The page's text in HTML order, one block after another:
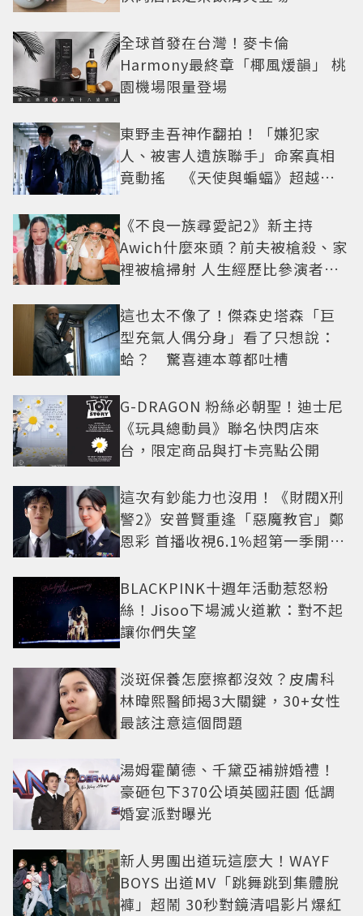
全球首發在台灣！麥卡倫
Harmony最終章「椰風煖韻」 桃
園機場限量登場
東野圭吾神作翻拍！「嫌犯家
人、被害人遺族聯手」命案真相
竟動搖 《天使與蝙蝠》超越懸
《不良一族尋愛記2》新主持
Awich什麼來頭？前夫被槍殺、家
裡被槍掃射 人生經歷比參演者還
這也太不像了！傑森史塔森「巨
型充氣人偶分身」看了只想說：
蛤？ 驚喜連本尊都吐槽
G-DRAGON 粉絲必朝聖！迪士尼
《玩具總動員》聯名快閃店來
台，限定商品與打卡亮點公開
這次有鈔能力也沒用！《財閥X刑
警2》安普賢重逢「惡魔教官」鄭
恩彩 首播收視6.1%超第一季開紅
BLACKPINK十週年活動惹怒粉
絲！Jisoo下場滅火道歉：對不起
讓你們失望
淡斑保養怎麼擦都沒效？皮膚科
林暐熙醫師揭3大關鍵，30+女性
最該注意這個問題
湯姆霍蘭德、千黛亞補辦婚禮！
豪砸包下370公頃英國莊園 低調
婚宴派對曝光
新人男團出道玩這麼大！WAYF
BOYS 出道MV「跳舞跳到集體脫
褲」超鬧 30秒對鏡清唱影片爆紅